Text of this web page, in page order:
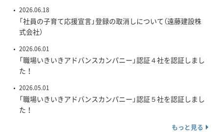
2026.06.18
「社員の子育て応援宣言」登録の取消しについて（遠藤建設株
式会社）
2026.06.01
「職場いきいきアドバンスカンパニー」認証４社を認証しまし
た！
2026.05.01
「職場いきいきアドバンスカンパニー」認証５社を認証しまし
た！
もっと見る